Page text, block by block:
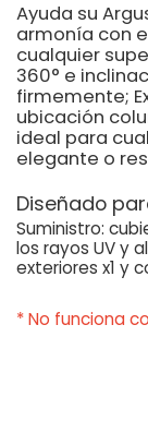
Ayuda su
armonía con
cualquier
360° e
firmemente;
ubicación
ideal para
elegante o
Diseñado
Suministro:
los rayos UV y
exteriores x1 y
* No funciona